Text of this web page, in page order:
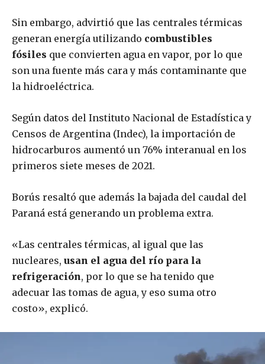
Sin embargo, advirtió que las centrales térmicas
generan energía utilizando combustibles
fósiles que convierten agua en vapor, por lo que
son una fuente más cara y más contaminante que
la hidroeléctrica.
Según datos del Instituto Nacional de Estadística y
Censos de Argentina (Indec), la importación de
hidrocarburos aumentó un 76% interanual en los
primeros siete meses de 2021.
Borús resaltó que además la bajada del caudal del
Paraná está generando un problema extra.
«Las centrales térmicas, al igual que las
nucleares, usan el agua del río para la
refrigeración, por lo que se ha tenido que
adecuar las tomas de agua, y eso suma otro
costo», explicó.